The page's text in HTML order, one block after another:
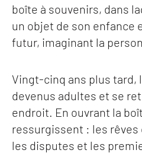
boîte à souvenirs, dans
un objet de son enfance
futur, imaginant la
Vingt-cinq ans plus tard,
devenus adultes et se
endroit. En ouvrant la
ressurgissent : les rêves
les disputes et les